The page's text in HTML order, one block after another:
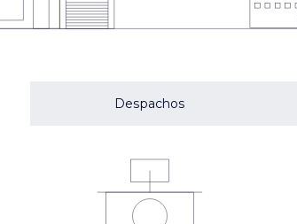
Despachos